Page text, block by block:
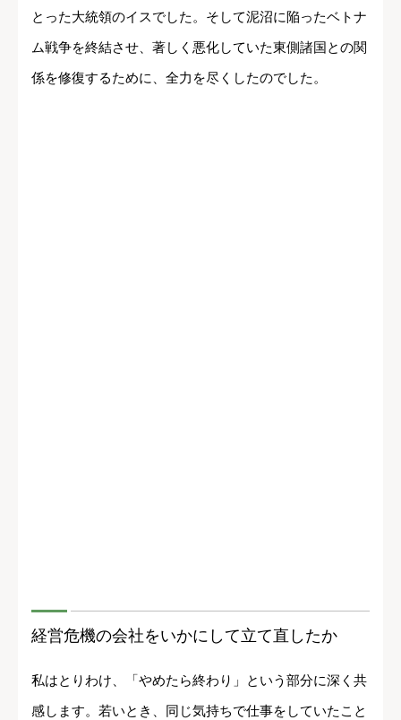
とった大統領のイスでした。そして泥沼に陥ったベトナ
ム戦争を終結させ、著しく悪化していた東側諸国との関
係を修復するために、全力を尽くしたのでした。
経営危機の会社をいかにして立て直したか
私はとりわけ、「やめたら終わり」という部分に深く共
感します。若いとき、同じ気持ちで仕事をしていたこと